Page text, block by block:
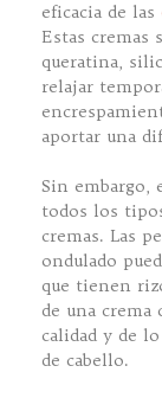
eficacia de las
Estas cremas
queratina,
relajar
aportar una
Sin embargo,
todos los
cremas. Las
ondulado
que tienen
de una crema
calidad y de
de cabello.